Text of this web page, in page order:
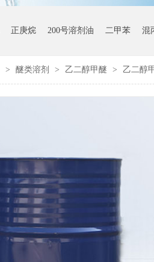
正庚烷 200号溶剂油 二甲苯 混
> 醚类溶剂 > 乙二醇甲醚 > 乙二醇